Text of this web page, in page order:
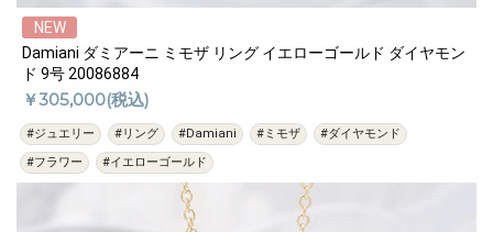
NEW
Damiani ダミアーニ ミモザ リング イエローゴールド ダイヤモン
ド 9号 20086884
￥305,000(税込)
#ジュエリー #リング #Damiani #ミモザ
#ダイヤモンド
#フラワー
#イエローゴールド